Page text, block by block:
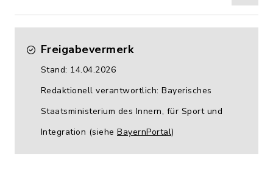
Freigabevermerk
Stand: 14.04.2026
Redaktionell verantwortlich: Bayerisches
Staatsministerium des Innern, für Sport und
Integration (siehe BayernPortal)